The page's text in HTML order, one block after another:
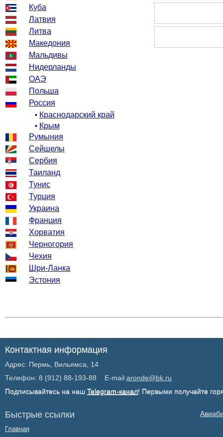
Куба
Латвия
Литва
Македония
Мальдивы
Нидерланды
ОАЭ
Польша
Россия
• Краснодарский край
• Крым
Румыния
Сейшелы
Сербия
Таиланд
Тунис
Турция
Украина
Франция
Хорватия
Черногория
Чехия
Шри-Ланка
Эстония
Контактная информация
Адрес: Пермь, Вильямса, 14
Телефон: 8 (912) 88-193-88 E-mail:aronde@bk.ru
Подписывайтесь на наш Telegram-канал! Первыми получайте
Быстрые ссылки
Главная